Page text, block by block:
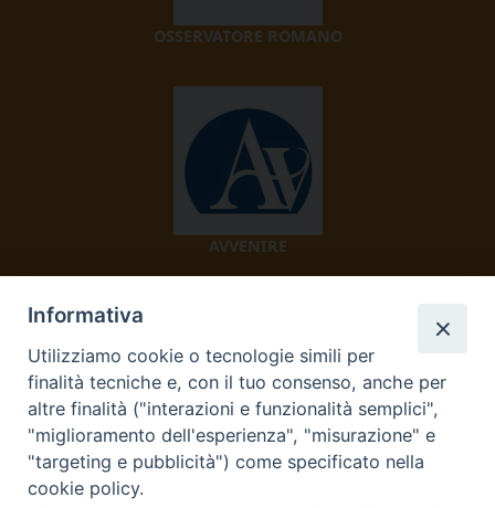
OSSERVATORE ROMANO
AVVENIRE
TV 2000
Informativa
Utilizziamo cookie o tecnologie simili per
finalità tecniche e, con il tuo consenso, anche per
altre finalità ("interazioni e funzionalità semplici",
"miglioramento dell'esperienza", "misurazione" e
"targeting e pubblicità") come specificato nella
cookie policy.